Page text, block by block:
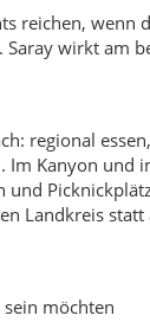
suchen
lieben
statt
und viel
Wenn du
das beste
sättigende